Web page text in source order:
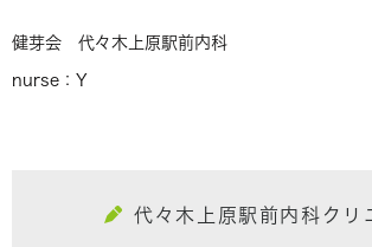
健芽会 代々木上原駅前内科
nurse：Y
代々木上原駅前内科クリ